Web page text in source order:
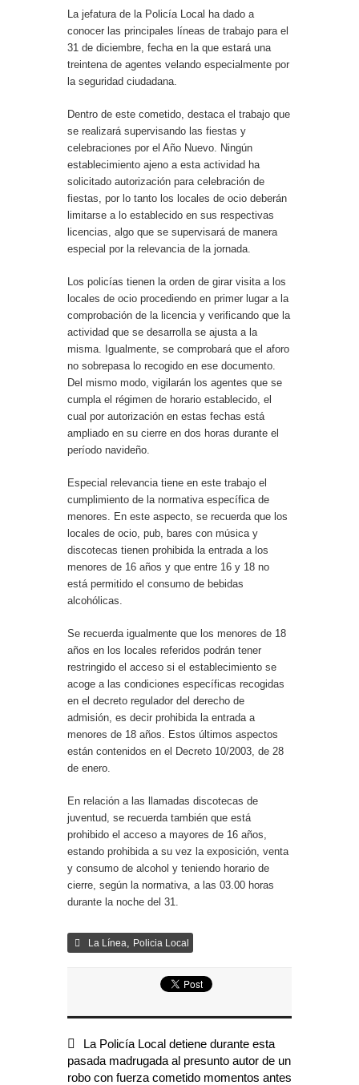
La jefatura de la Policía Local ha dado a
conocer las principales líneas de trabajo para el
31 de diciembre, fecha en la que estará una
treintena de agentes velando especialmente por
la seguridad ciudadana.
Dentro de este cometido, destaca el trabajo que
se realizará supervisando las fiestas y
celebraciones por el Año Nuevo. Ningún
establecimiento ajeno a esta actividad ha
solicitado autorización para celebración de
fiestas, por lo tanto los locales de ocio deberán
limitarse a lo establecido en sus respectivas
licencias, algo que se supervisará de manera
especial por la relevancia de la jornada.
Los policías tienen la orden de girar visita a los
locales de ocio procediendo en primer lugar a la
comprobación de la licencia y verificando que la
actividad que se desarrolla se ajusta a la
misma. Igualmente, se comprobará que el aforo
no sobrepasa lo recogido en ese documento.
Del mismo modo, vigilarán los agentes que se
cumpla el régimen de horario establecido, el
cual por autorización en estas fechas está
ampliado en su cierre en dos horas durante el
período navideño.
Especial relevancia tiene en este trabajo el
cumplimiento de la normativa específica de
menores. En este aspecto, se recuerda que los
locales de ocio, pub, bares con música y
discotecas tienen prohibida la entrada a los
menores de 16 años y que entre 16 y 18 no
está permitido el consumo de bebidas
alcohólicas.
Se recuerda igualmente que los menores de 18
años en los locales referidos podrán tener
restringido el acceso si el establecimiento se
acoge a las condiciones específicas recogidas
en el decreto regulador del derecho de
admisión, es decir prohibida la entrada a
menores de 18 años. Estos últimos aspectos
están contenidos en el Decreto 10/2003, de 28
de enero.
En relación a las llamadas discotecas de
juventud, se recuerda también que está
prohibido el acceso a mayores de 16 años,
estando prohibida a su vez la exposición, venta
y consumo de alcohol y teniendo horario de
cierre, según la normativa, a las 03.00 horas
durante la noche del 31.
La Línea, Policia Local
La Policía Local detiene durante esta
pasada madrugada al presunto autor de un
robo con fuerza cometido momentos antes